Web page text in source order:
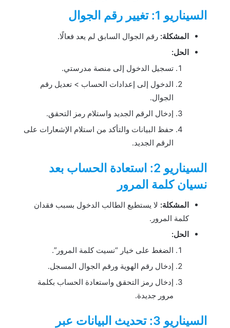
السيناريو 1: تغيير رقم الجوال
المشكلة: رقم الجوال السابق لم يعد فعالًا.
الحل:
تسجيل الدخول إلى منصة مدرستي.
الدخول إلى إعدادات الحساب > تعديل رقم
الجوال.
إدخال الرقم الجديد واستلام رمز التحقق.
حفظ البيانات والتأكد من استلام الإشعارات على
الرقم الجديد.
السيناريو 2: استعادة الحساب بعد
نسيان كلمة المرور
المشكلة: لا يستطيع الطالب الدخول بسبب فقدان
كلمة المرور.
الحل:
الضغط على خيار “نسيت كلمة المرور”.
إدخال رقم الهوية ورقم الجوال المسجل.
إدخال رمز التحقق واستعادة الحساب بكلمة
مرور جديدة.
السيناريو 3: تحديث البيانات عبر